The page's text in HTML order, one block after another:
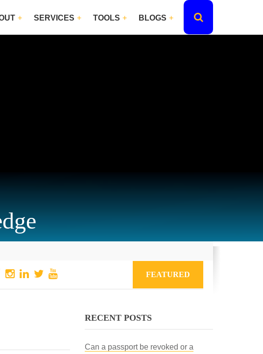
SERVICES TOOLS BLOGS
FEATURED
RECENT POSTS
Can a passport be revoked or a